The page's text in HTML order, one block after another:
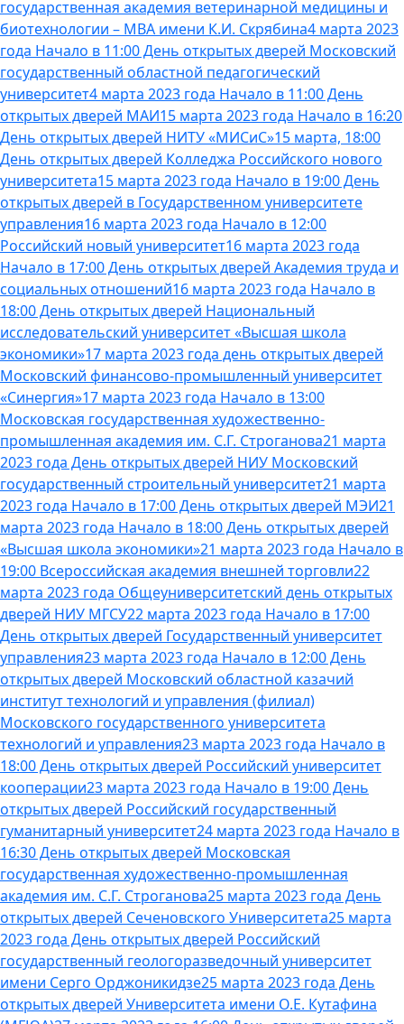
государственная академия ветеринарной медицины и
биотехнологии – МВА имени К.И. Скрябина4 марта 2023
года Начало в 11:00 День открытых дверей Московский
государственный областной педагогический
университет4 марта 2023 года Начало в 11:00 День
открытых дверей МАИ15 марта 2023 года Начало в 16:20
День открытых дверей НИТУ «МИСиС»15 марта, 18:00
День открытых дверей Колледжа Российского нового
университета15 марта 2023 года Начало в 19:00 День
открытых дверей в Государственном университете
управления16 марта 2023 года Начало в 12:00
Российский новый университет16 марта 2023 года
Начало в 17:00 День открытых дверей Академия труда и
социальных отношений16 марта 2023 года Начало в
18:00 День открытых дверей Национальный
исследовательский университет «Высшая школа
экономики»17 марта 2023 года день открытых дверей
Московский финансово-промышленный университет
«Синергия»17 марта 2023 года Начало в 13:00
Московская государственная художественно-
промышленная академия им. С.Г. Строганова21 марта
2023 года День открытых дверей НИУ Московский
государственный строительный университет21 марта
2023 года Начало в 17:00 День открытых дверей МЭИ21
марта 2023 года Начало в 18:00 День открытых дверей
«Высшая школа экономики»21 марта 2023 года Начало в
19:00 Всероссийская академия внешней торговли22
марта 2023 года Общеуниверситетский день открытых
дверей НИУ МГСУ22 марта 2023 года Начало в 17:00
День открытых дверей Государственный университет
управления23 марта 2023 года Начало в 12:00 День
открытых дверей Московский областной казачий
институт технологий и управления (филиал)
Московского государственного университета
технологий и управления23 марта 2023 года Начало в
18:00 День открытых дверей Российский университет
кооперации23 марта 2023 года Начало в 19:00 День
открытых дверей Российский государственный
гуманитарный университет24 марта 2023 года Начало в
16:30 День открытых дверей Московская
государственная художественно-промышленная
академия им. С.Г. Строганова25 марта 2023 года День
открытых дверей Сеченовского Университета25 марта
2023 года День открытых дверей Российский
государственный геологоразведочный университет
имени Серго Орджоникидзе25 марта 2023 года День
открытых дверей Университета имени О.Е. Кутафина